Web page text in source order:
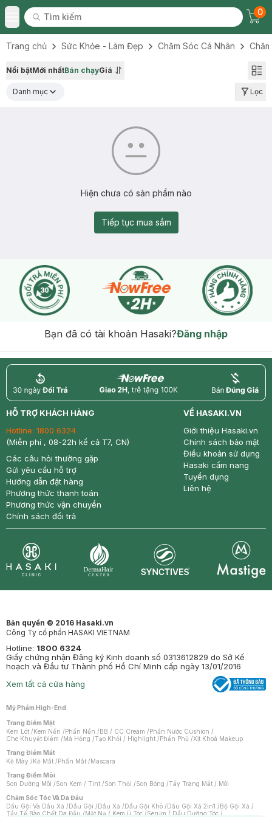
Toggle Menu
Tìm kiếm
Tìm kiếm
0
Trang chủ Sức Khỏe - Làm Đẹp Chăm Sóc Cá Nhân
Nổi bậtMới nhấtBán chạyGiá
Danh mục Lọc
Hiện chưa có sản phẩm nào
Tiếp tục mua sắm
Bạn đã có tài khoản Hasaki?Đăng nhập
return nowfree price
HỖ TRỢ KHÁCH HÀNG
Hotline: 1800 6324
(Miễn phí , 08-22h kể cả T7, CN)
Các câu hỏi thường gặp
Gửi yêu cầu hỗ trợ
Hướng dẫn đặt hàng
Phương thức thanh toán
Phương thức vận chuyển
Chính sách đổi trả
VỀ HASAKI.VN
Giới thiệu Hasaki.vn
Chính sách bảo mật
Điều khoản sử dụng
Hasaki cẩm nang
Tuyển dụng
Liên hệ
Bản quyền © 2016 Hasaki.vn
Công Ty cổ phần HASAKI VIETNAM
Hotline: 1800 6324
Giấy chứng nhận Đăng ký Kinh doanh số 0313612829 do Sở Kế
hoạch và Đầu tư Thành phố Hồ Chí Minh cấp ngày 13/01/2016
Xem tất cả cửa hàng
Mỹ Phẩm High-End
Trang Điểm Mặt
Kem Lót /Kem Nền /Phấn Nền /BB / CC Cream /Phấn Nước Cushion /
Che Khuyết Điểm /Má Hồng /Tạo Khối / Highlight /Phấn Phủ /Xịt Khoá Makeup
Trang Điểm Mắt
Kẻ Mày /Kẻ Mắt /Phấn Mắt /Mascara
Trang Điểm Môi
Son Dưỡng Môi /Son Kem / Tint /Son Thỏi /Son Bóng /Tẩy Trang Mắt / Môi
Chăm Sóc Tóc Và Da Đầu
Dầu Gội Và Dầu Xả /Dầu Gội /Dầu Xả /Dầu Gội Khô /Dầu Gội Xả 2in1 /Bộ Gội Xả /
Tẩy Tế Bào Chết Da Đầu /Mặt Nạ / Kem Ủ Tóc /Serum / Dầu Dưỡng Tóc /